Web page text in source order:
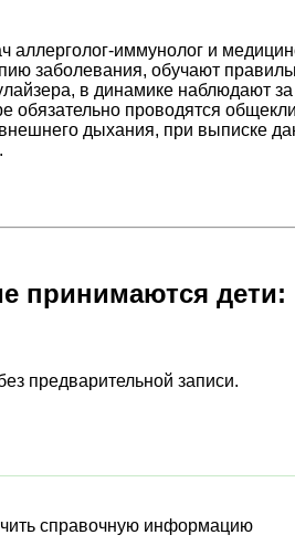
аллерголог-иммунолог и
заболевания, обучают
в динамике наблюдают
обязательно проводятся
дыхания, при выписке
принимаются дети:
предварительной записи.